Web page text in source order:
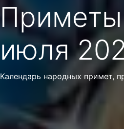
Приметы
июля
Календарь народных примет,